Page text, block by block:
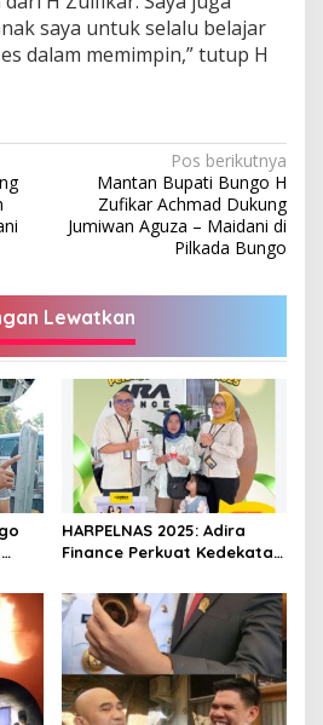
saya untuk selalu belajar
dalam memimpin,” tutup H
Pos berikutnya
Mantan Bupati Bungo H
Zufikar Achmad Dukung
Jumiwan Aguza – Maidani di
Pilkada Bungo
Lewatkan
HARPELNAS 2025: Adira
Finance Perkuat Kedekatan
“Terima Kasih Sahabat”